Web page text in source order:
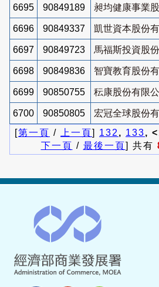
6695 90849189 昶均健康事業
6696 90849337 凱世資本股份
6697 90849723 馬福斯投資股
6698 90849836 智寶教育股份
6699 90850755 秐康股份有限
6700 90850805
宏冠全球股份
[第一頁 / 上一頁] 132 , 133,
下一頁 / 最後一頁] 共有